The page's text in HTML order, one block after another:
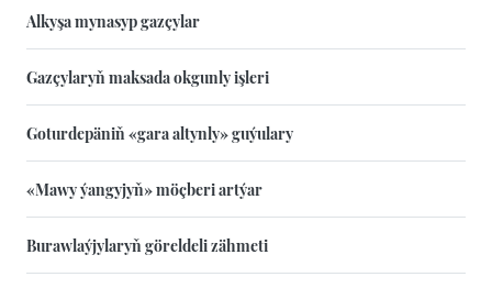
Alkyşa mynasyp gazçylar
Gazçylaryň maksada okgunly işleri
Goturdepäniň «gara altynly» guýulary
«Mawy ýangyjyň» möçberi artýar
Burawlaýjylaryň göreldeli zähmeti